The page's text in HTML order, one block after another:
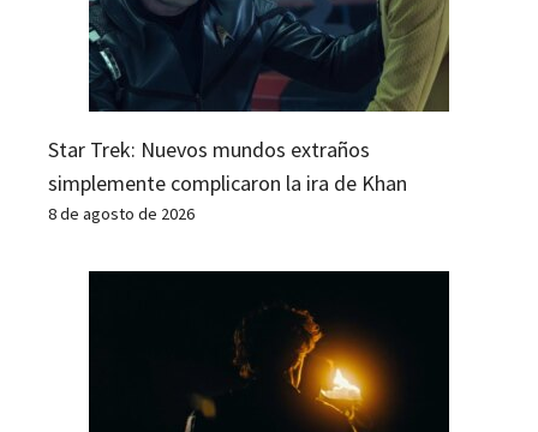
Star Trek: Nuevos mundos extraños
simplemente complicaron la ira de Khan
8 de agosto de 2026